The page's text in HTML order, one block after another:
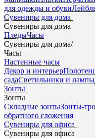
для одежды и обуви
Сувениры для дома
Сувениры для дома
ПледыЧасы
Сувениры для дома/
Часы
Настенные часы
Декор и интерьер
садаСветильники и лампы
Зонты
Зонты
Складные зонтыЗонты-
обратного сложения
Сувениры для офиса
Сувениры для офиса